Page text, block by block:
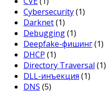
Cybersecurity(1)
Darknet(1)
Debugging(1)
Deepfake-фишинг(1)
DHCP (1)
Directory Traversal (1)
DLL-инъекция (1)
DNS (5)